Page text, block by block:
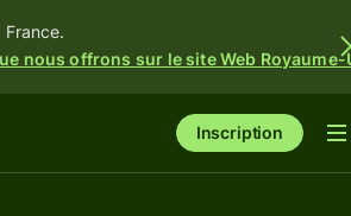
France.
nous offrons sur le site Web Royaume-
Inscription